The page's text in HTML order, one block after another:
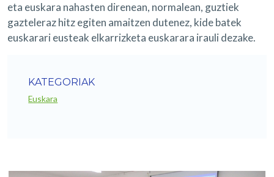
eta euskara nahasten direnean, normalean, guztiek
gazteleraz hitz egiten amaitzen dutenez, kide batek
euskarari eusteak elkarrizketa euskarara irauli dezake.
KATEGORIAK
Euskara